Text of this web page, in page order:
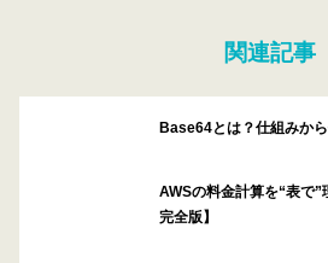
関連記事
Base64とは？仕組みか
AWSの料金計算を“表で”
完全版】